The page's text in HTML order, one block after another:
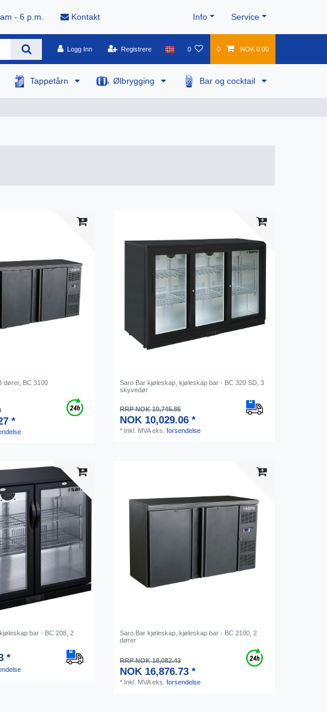
- 6 p.m. Kontakt Info Service
Logg Inn Registrere 0 0 NOK 0.00
Tappetårn Ølbrygging Bar og cocktail
dører, BC 3100
*
Saro Bar kjøleskap, kjøleskap bar - BC 320 SD, 3
skyvedør
RRP NOK 10,745.85
NOK 10,029.06 *
* Inkl. MVAeks.forsendelse
bar - BC 208, 2
*
Saro Bar kjøleskap, kjøleskap bar - BC 2100, 2
dører
RRP NOK 18,082.43
NOK 16,876.73 *
* Inkl. MVAeks.forsendelse